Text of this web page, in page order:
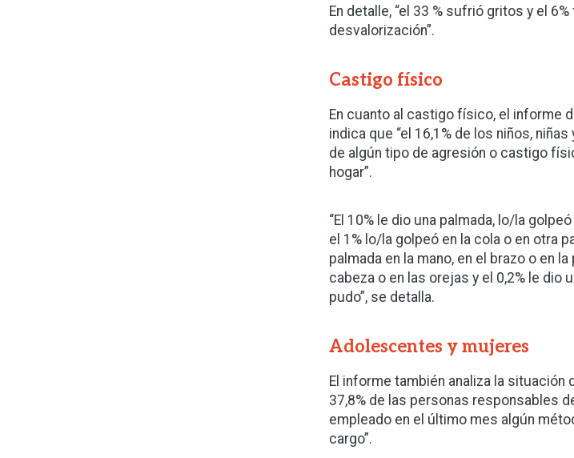
En detalle, “el 33 % sufrió gritos y el
desvalorización”.
Castigo físico
En cuanto al castigo físico, el informe
indica que “el 16,1% de los niños,
de algún tipo de agresión o castigo
hogar”.
“El 10% le dio una palmada, lo/la
el 1% lo/la golpeó en la cola o en otra
palmada en la mano, en el brazo o en
cabeza o en las orejas y el 0,2% le dio
pudo”, se detalla.
Adolescentes y mujeres
El informe también analiza la situación
37,8% de las personas responsables
empleado en el último mes algún
cargo”.